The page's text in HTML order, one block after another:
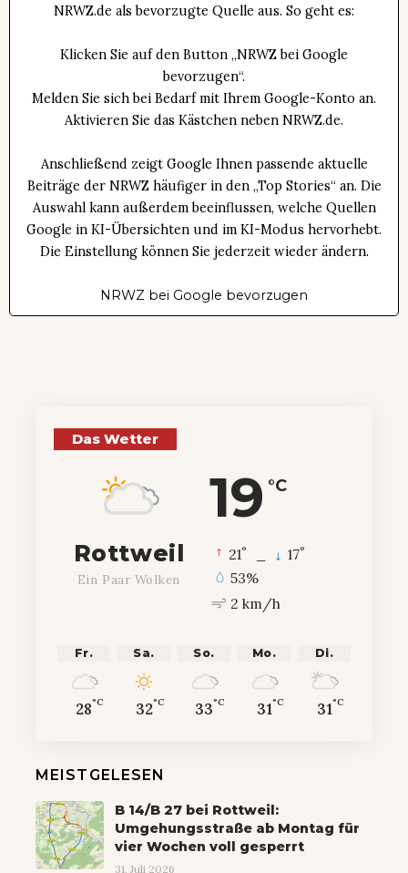
NRWZ.de als bevorzugte Quelle aus. So geht es:
Klicken Sie auf den Button „NRWZ bei Google
bevorzugen“.
Melden Sie sich bei Bedarf mit Ihrem Google-Konto an.
Aktivieren Sie das Kästchen neben NRWZ.de.
Anschließend zeigt Google Ihnen passende aktuelle
Beiträge der NRWZ häufiger in den „Top Stories“ an. Die
Auswahl kann außerdem beeinflussen, welche Quellen
Google in KI-Übersichten und im KI-Modus hervorhebt.
Die Einstellung können Sie jederzeit wieder ändern.
NRWZ bei Google bevorzugen
Das Wetter
19 °C
Rottweil
Ein Paar Wolken
21° 17°
53%
2 km/h
Fr.
28°C
Sa.
32°C
So.
33°C
Mo.
31°C
Di.
31°C
MEISTGELESEN
B 14/B 27 bei Rottweil:
Umgehungsstraße ab Montag für
vier Wochen voll gesperrt
31. Juli 2026